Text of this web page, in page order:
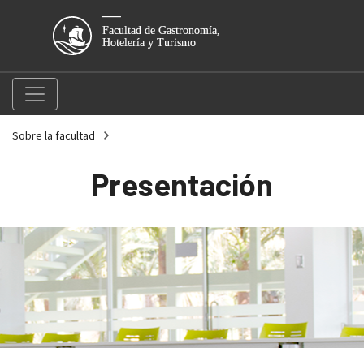
Sobre la facultad
Presentación